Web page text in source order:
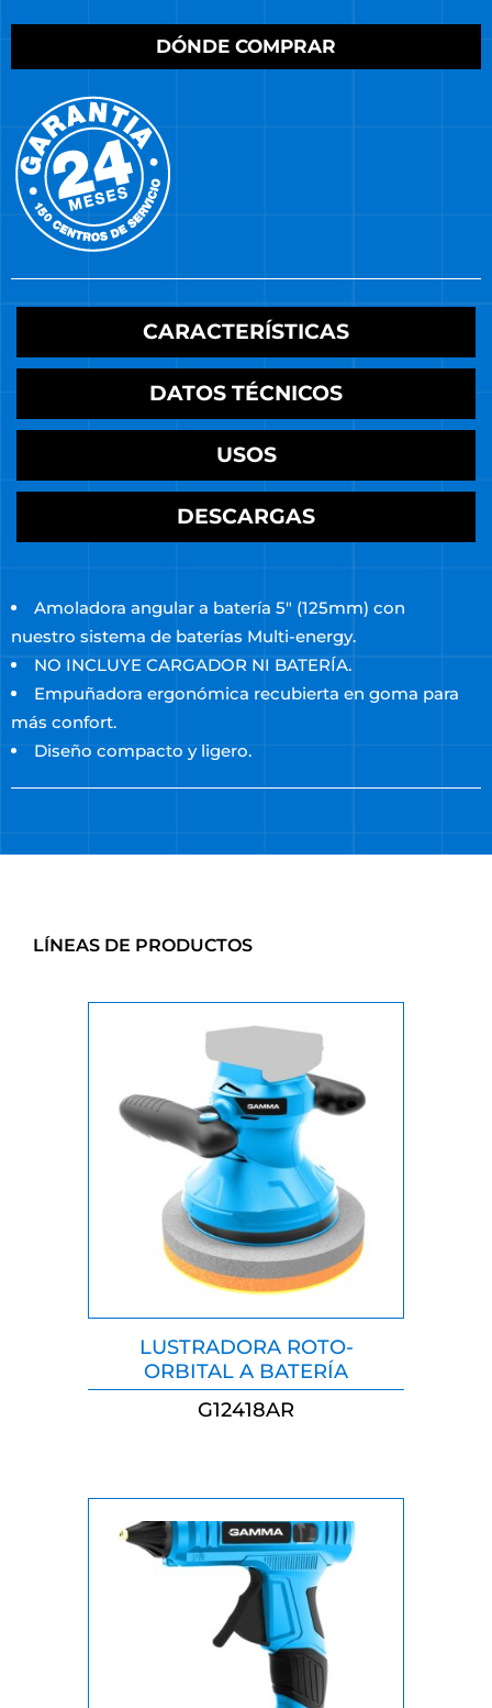
DÓNDE COMPRAR
CARACTERÍSTICAS
DATOS TÉCNICOS
USOS
DESCARGAS
Amoladora angular a batería 5″ (125mm) con
nuestro sistema de baterías Multi-energy.
NO INCLUYE CARGADOR NI BATERÍA.
Empuñadora ergonómica recubierta en goma para
más confort.
Diseño compacto y ligero.
LÍNEAS DE PRODUCTOS
LUSTRADORA ROTO-
ORBITAL A BATERÍA
G12418AR